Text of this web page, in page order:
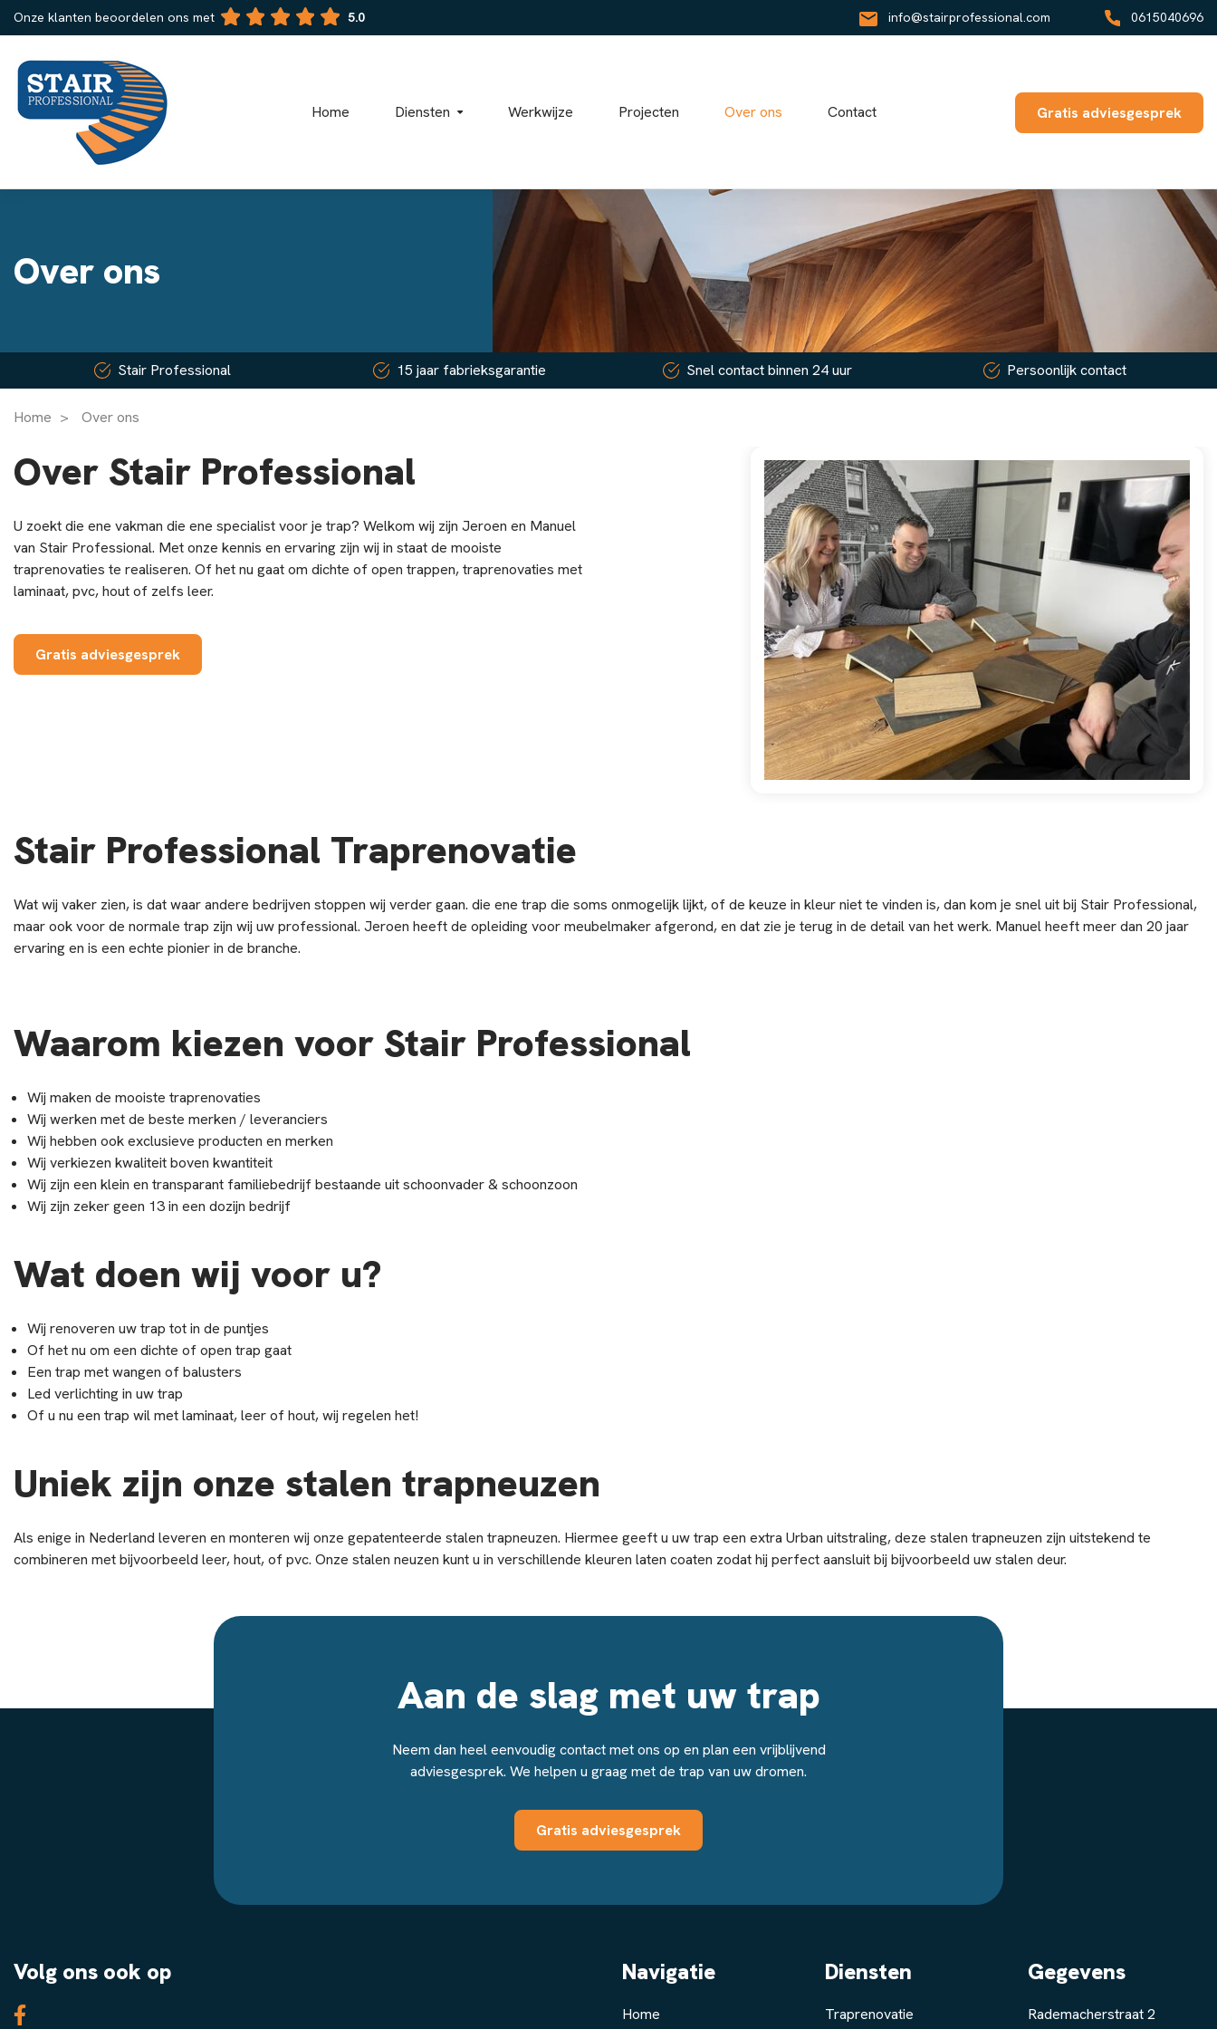
Onze klanten beoordelen ons met 5.0 info@stairprofessional.com 0615040696
Home Diensten Werkwijze Projecten Over ons Contact Gratis adviesgesprek
Over ons
Stair Professional 15 jaar fabrieksgarantie Snel contact binnen 24 uur Persoonlijk contact
Home > Over ons
Over Stair Professional
U zoekt die ene vakman die ene specialist voor je trap? Welkom wij zijn Jeroen en Manuel
van Stair Professional. Met onze kennis en ervaring zijn wij in staat de mooiste
traprenovaties te realiseren. Of het nu gaat om dichte of open trappen, traprenovaties met
laminaat, pvc, hout of zelfs leer.
Gratis adviesgesprek
Stair Professional Traprenovatie
Wat wij vaker zien, is dat waar andere bedrijven stoppen wij verder gaan. die ene trap die soms onmogelijk lijkt, of de keuze in kleur niet te vinden is, dan kom je snel uit bij Stair Professional,
maar ook voor de normale trap zijn wij uw professional. Jeroen heeft de opleiding voor meubelmaker afgerond, en dat zie je terug in de detail van het werk. Manuel heeft meer dan 20 jaar
ervaring en is een echte pionier in de branche.
Waarom kiezen voor Stair Professional
Wij maken de mooiste traprenovaties
Wij werken met de beste merken / leveranciers
Wij hebben ook exclusieve producten en merken
Wij verkiezen kwaliteit boven kwantiteit
Wij zijn een klein en transparant familiebedrijf bestaande uit schoonvader & schoonzoon
Wij zijn zeker geen 13 in een dozijn bedrijf
Wat doen wij voor u?
Wij renoveren uw trap tot in de puntjes
Of het nu om een dichte of open trap gaat
Een trap met wangen of balusters
Led verlichting in uw trap
Of u nu een trap wil met laminaat, leer of hout, wij regelen het!
Uniek zijn onze stalen trapneuzen
Als enige in Nederland leveren en monteren wij onze gepatenteerde stalen trapneuzen. Hiermee geeft u uw trap een extra Urban uitstraling, deze stalen trapneuzen zijn uitstekend te
combineren met bijvoorbeeld leer, hout, of pvc. Onze stalen neuzen kunt u in verschillende kleuren laten coaten zodat hij perfect aansluit bij bijvoorbeeld uw stalen deur.
Aan de slag met uw trap
Neem dan heel eenvoudig contact met ons op en plan een vrijblijvend
adviesgesprek. We helpen u graag met de trap van uw dromen.
Gratis adviesgesprek
Volg ons ook op Navigatie
Home
Diensten
Traprenovatie
Gegevens
Rademacherstraat 2